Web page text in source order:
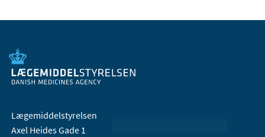
Lægemiddelstyrelsen
Axel Heides Gade 1